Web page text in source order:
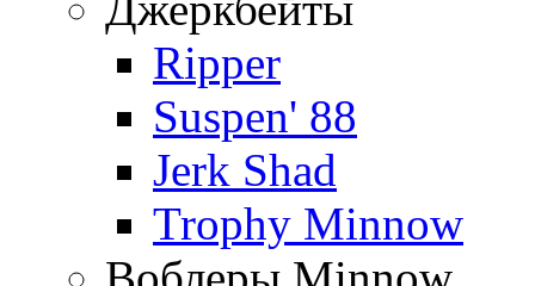
Ripper
Suspen' 88
Jerk Shad
Trophy Minnow